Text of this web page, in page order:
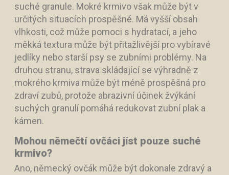
suché granule. Mokré krmivo však může být v
určitých situacích prospěšné. Má vyšší obsah
vlhkosti, což může pomoci s hydratací, a jeho
měkká textura může být přitažlivější pro vybíravé
jedlíky nebo starší psy se zubními problémy. Na
druhou stranu, strava skládající se výhradně z
mokrého krmiva může být méně prospěšná pro
zdraví zubů, protože abrazivní účinek žvýkání
suchých granulí pomáhá redukovat zubní plak a
kámen.
Mohou němečtí ovčáci jíst pouze suché
krmivo?
Ano, německý ovčák může být dokonale zdravý a